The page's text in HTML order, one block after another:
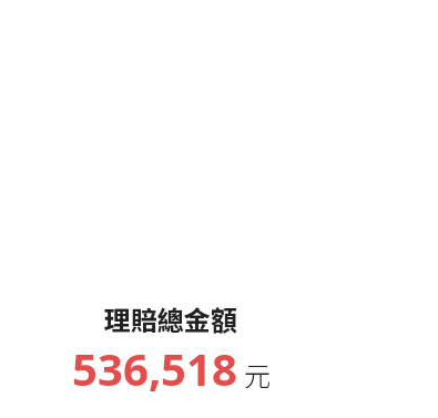
理賠總金額
536,518 元